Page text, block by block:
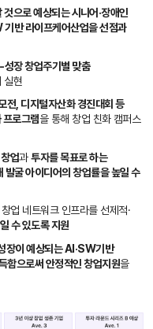
으로 예상되는 시니어·장애인
기반 라이프케어산업을 선점과
장 창업주기별 맞춤
실현
전, 디지털자산화 경진대회 등
프로그램을 통해 창업 친화 캠퍼스
업과투자를 목표로 하는
굴 아이디어의 창업률을 높일 수
업 네트워크 인프라를 선제적·
수 있도록 지원
장이 예상되는 AI·SW기반
함으로써 안정적인 창업지원을